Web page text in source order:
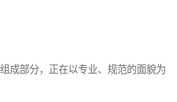
成部分，正在以专业、规范的面貌为